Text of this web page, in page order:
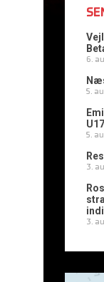
6.
5.
5.
3.
3.